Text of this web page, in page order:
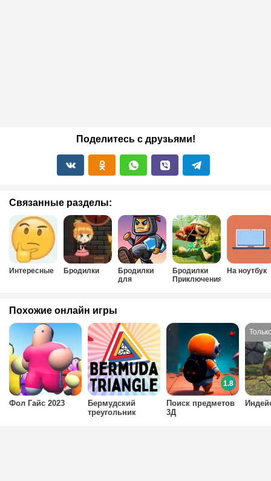
Поделитесь с друзьями!
Связанные разделы:
Интересные Бродилки
Бродилки
для
Бродилки
Приключения
На ноутбук
Похожие онлайн игры
Фол Гайс 2023
Бермудский
треугольник
Поиск предметов
3Д
1.8